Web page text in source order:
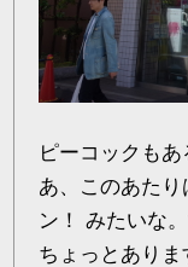
ピーコックも
あ、このあた
ン！ みたいな
ちょっとありま